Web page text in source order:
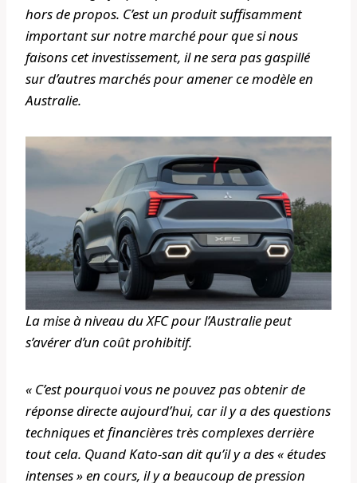
hors de propos. C’est un produit suffisamment
important sur notre marché pour que si nous
faisons cet investissement, il ne sera pas gaspillé
sur d’autres marchés pour amener ce modèle en
Australie.
La mise à niveau du XFC pour l’Australie peut
s’avérer d’un coût prohibitif.
« C’est pourquoi vous ne pouvez pas obtenir de
réponse directe aujourd’hui, car il y a des questions
techniques et financières très complexes derrière
tout cela. Quand Kato-san dit qu’il y a des « études
intenses » en cours, il y a beaucoup de pression